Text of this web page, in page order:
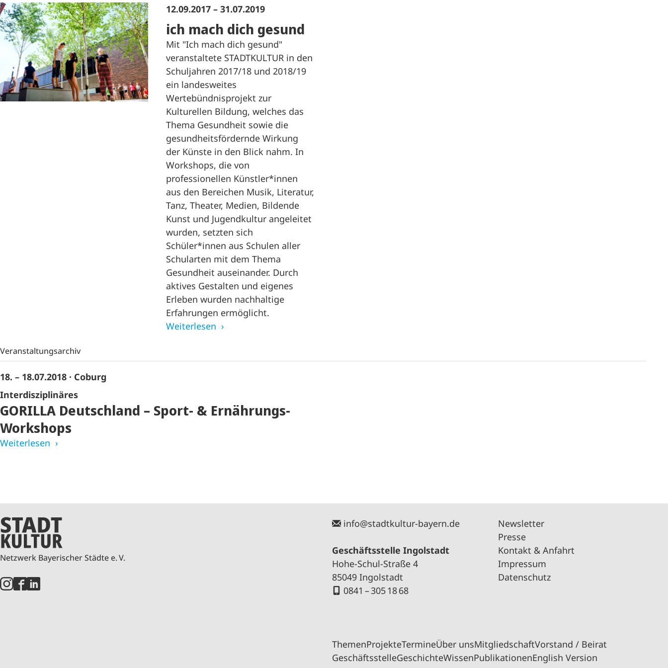
12.09.2017 – 31.07.2019
ich mach dich gesund
Mit "Ich mach dich gesund"
veranstaltete STADTKULTUR in den
Schuljahren 2017/18 und 2018/19
ein landesweites
Wertebündnisprojekt zur
Kulturellen Bildung, welches das
Thema Gesundheit sowie die
gesundheitsfördernde Wirkung
der Künste in den Blick nahm. In
Workshops, die von
professionellen Künstler*innen
aus den Bereichen Musik, Literatur,
Tanz, Theater, Medien, Bildende
Kunst und Jugendkultur angeleitet
wurden, setzten sich
Schüler*innen aus Schulen aller
Schularten mit dem Thema
Gesundheit auseinander. Durch
aktives Gestalten und eigenes
Erleben wurden nachhaltige
Erfahrungen ermöglicht.
Weiterlesen
Veranstaltungsarchiv
18. – 18.07.2018 · Coburg
Interdisziplinäres
GORILLA Deutschland – Sport- & Ernährungs-
Workshops
Weiterlesen
Netzwerk Bayerischer Städte e. V.
info@stadtkultur-bayern.de
Geschäftsstelle Ingolstadt
Hohe-Schul-Straße 4
85049 Ingolstadt
0841 – 305 18 68
Newsletter
Presse
Kontakt & Anfahrt
Impressum
Datenschutz
ThemenProjekteTermineÜber unsMitgliedschaftVorstand / Beirat
GeschäftsstelleGeschichteWissenPublikationenEnglish Version